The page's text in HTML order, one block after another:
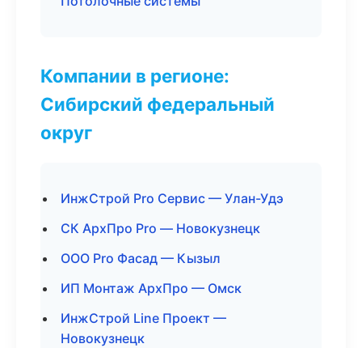
Компании в регионе:
Сибирский федеральный
округ
ИнжСтрой Pro Сервис — Улан-Удэ
СК АрхПро Pro — Новокузнецк
ООО Pro Фасад — Кызыл
ИП Монтаж АрхПро — Омск
ИнжСтрой Line Проект —
Новокузнецк